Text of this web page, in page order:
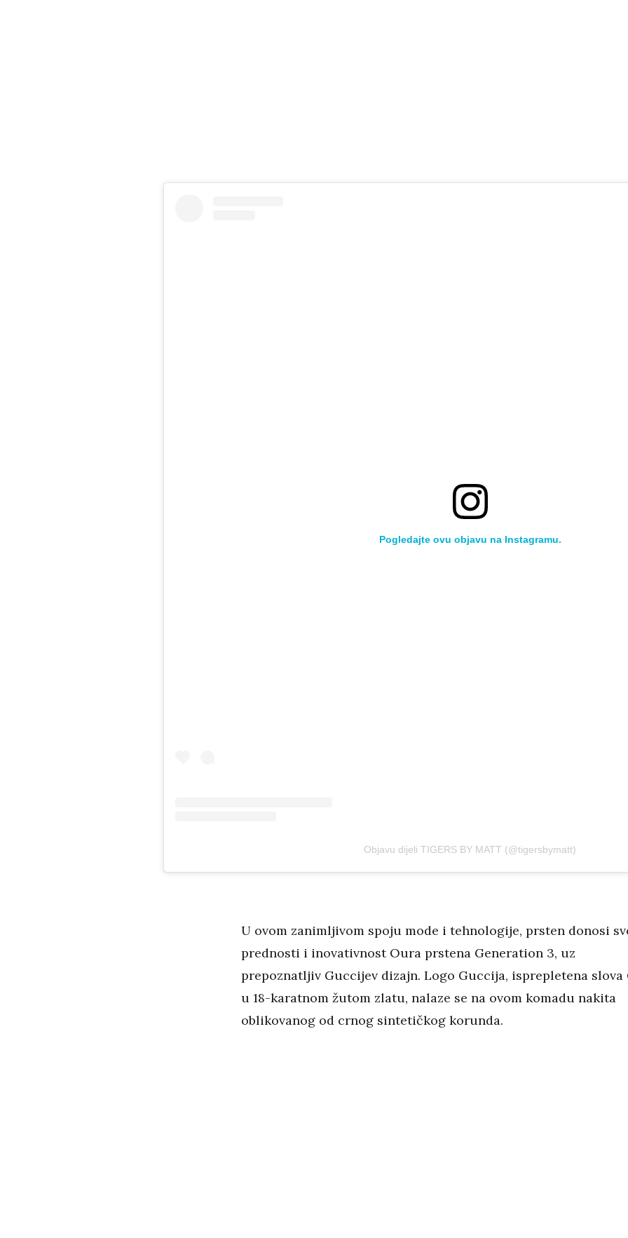
Pogledajte ovu objavu na Instagramu.
Objavu dijeli TIGERS BY MATT (@tigersbymatt)
U ovom zanimljivom spoju mode i tehnologije, prsten donosi
prednosti i inovativnost Oura prstena Generation 3, uz
prepoznatljiv Guccijev dizajn. Logo Guccija, isprepletena slova
u 18-karatnom žutom zlatu, nalaze se na ovom komadu nakita
oblikovanog od crnog sintetičkog korunda.